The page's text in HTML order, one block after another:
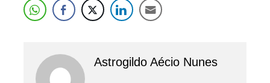
Astrogildo Aécio Nunes